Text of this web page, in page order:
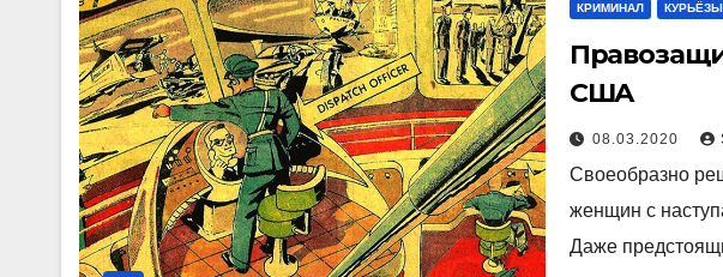
КРИМИНАЛ КУРЬЁЗЫ
США
08.03.2020
Своеобразно
женщин с
Даже